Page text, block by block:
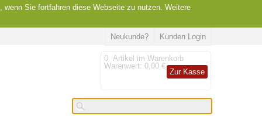
Sie fortfahren diese Webseite zu nutzen. Weitere
Kunden Login
Neukunde?
0 Artikel im Warenkorb
Warenwert: 0,00 €
Zur Kasse